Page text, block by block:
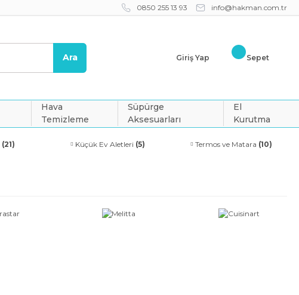
0850 255 13 93 info@hakman.com.tr
Ara Giriş Yap Sepet
Hava
Temizleme
Süpürge
Aksesuarları
El
Kurutma
(21) Küçük Ev Aletleri (5) Termos ve Matara (10)